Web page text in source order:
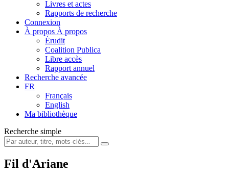
Livres et actes
Rapports de recherche
Connexion
À propos À propos
Érudit
Coalition Publica
Libre accès
Rapport annuel
Recherche avancée
FR
Français
English
Ma bibliothèque
Recherche simple
Fil d'Ariane